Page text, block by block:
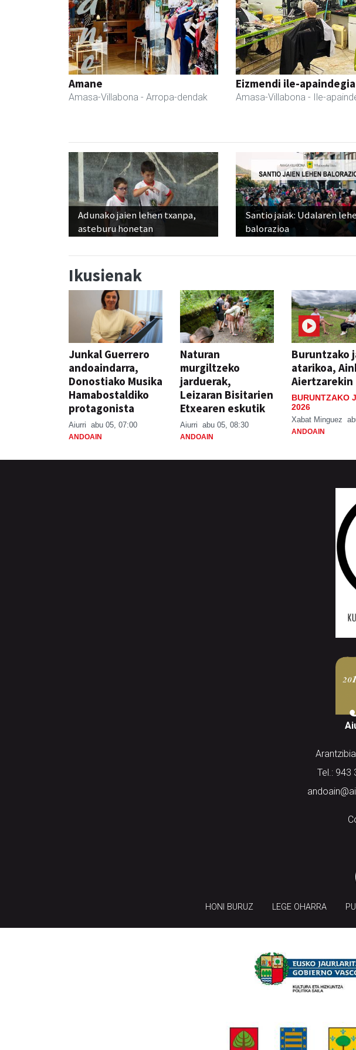
Amane
Amasa-Villabona - Arropa-dendak
Eizmendi ile-apaindegia
Amasa-Villabona - Ile-
Adunako jaien lehen txanpa,
asteburu honetan
Santio jaiak: Udalaren
balorazioa
Ikusienak
Junkal Guerrero
andoaindarra,
Donostiako Musika
Hamabostaldiko
protagonista
Aiurri abu 05, 07:00
ANDOAIN
Naturan
murgiltzeko
jarduerak,
Leizaran Bisitarien
Etxearen eskutik
Aiurri abu 05, 08:30
ANDOAIN
Buruntzako
atarikoa,
Aiertzarekin
BURUNTZAKO
2026
Xabat Minguez
ANDOAIN
Tel.: 943
HONI BURUZ LEGE OHARRA